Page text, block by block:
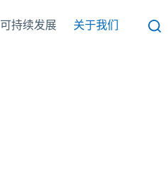
可持续发展 关于我们